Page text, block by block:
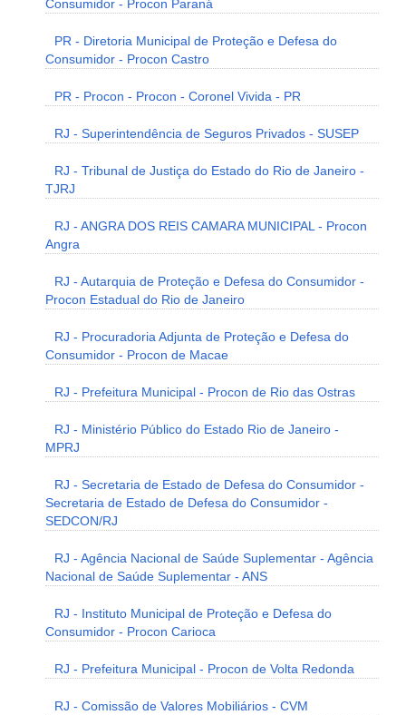
Consumidor - Procon Paraná
PR - Diretoria Municipal de Proteção e Defesa do
Consumidor - Procon Castro
PR - Procon - Procon - Coronel Vivida - PR
RJ - Superintendência de Seguros Privados - SUSEP
RJ - Tribunal de Justiça do Estado do Rio de Janeiro -
TJRJ
RJ - ANGRA DOS REIS CAMARA MUNICIPAL - Procon
Angra
RJ - Autarquia de Proteção e Defesa do Consumidor -
Procon Estadual do Rio de Janeiro
RJ - Procuradoria Adjunta de Proteção e Defesa do
Consumidor - Procon de Macae
RJ - Prefeitura Municipal - Procon de Rio das Ostras
RJ - Ministério Público do Estado Rio de Janeiro -
MPRJ
RJ - Secretaria de Estado de Defesa do Consumidor -
Secretaria de Estado de Defesa do Consumidor -
SEDCON/RJ
RJ - Agência Nacional de Saúde Suplementar - Agência
Nacional de Saúde Suplementar - ANS
RJ - Instituto Municipal de Proteção e Defesa do
Consumidor - Procon Carioca
RJ - Prefeitura Municipal - Procon de Volta Redonda
RJ - Comissão de Valores Mobiliários - CVM